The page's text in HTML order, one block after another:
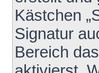
Kästchen
Signatur
Bereich